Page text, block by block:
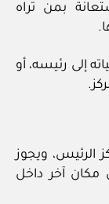
بمن تراه
إلى رئيسه، أو
الرئيس، ويجوز
مكان آخر داخل